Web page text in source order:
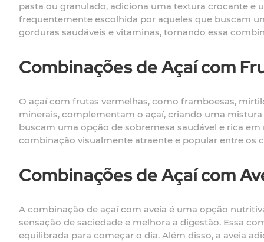
pasta ou granulado, adiciona uma textura crocante e
frequentemente escolhida por aqueles que buscam
gorduras saudáveis e vitaminas, tornando essa
Combinações de Açaí com
O açaí com frutas vermelhas, como framboesas,
minerais, complementam o açaí, criando uma
buscam uma opção de sobremesa saudável e rica
combinação visualmente atraente e popular entre os
Combinações de Açaí com
A combinação de açaí com aveia é uma opção
sensação de saciedade e melhora a digestão. Essa
equilibrada para começar o dia. Além disso, a aveia